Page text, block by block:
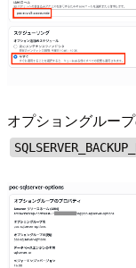
オプショングループ